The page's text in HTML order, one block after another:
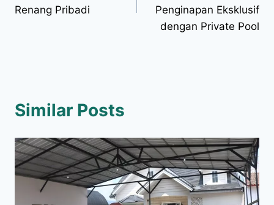
Renang Pribadi
Penginapan Eksklusif
dengan Private Pool
Similar Posts